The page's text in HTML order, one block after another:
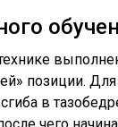
позиции. Для
в